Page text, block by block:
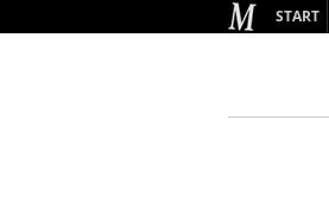
START